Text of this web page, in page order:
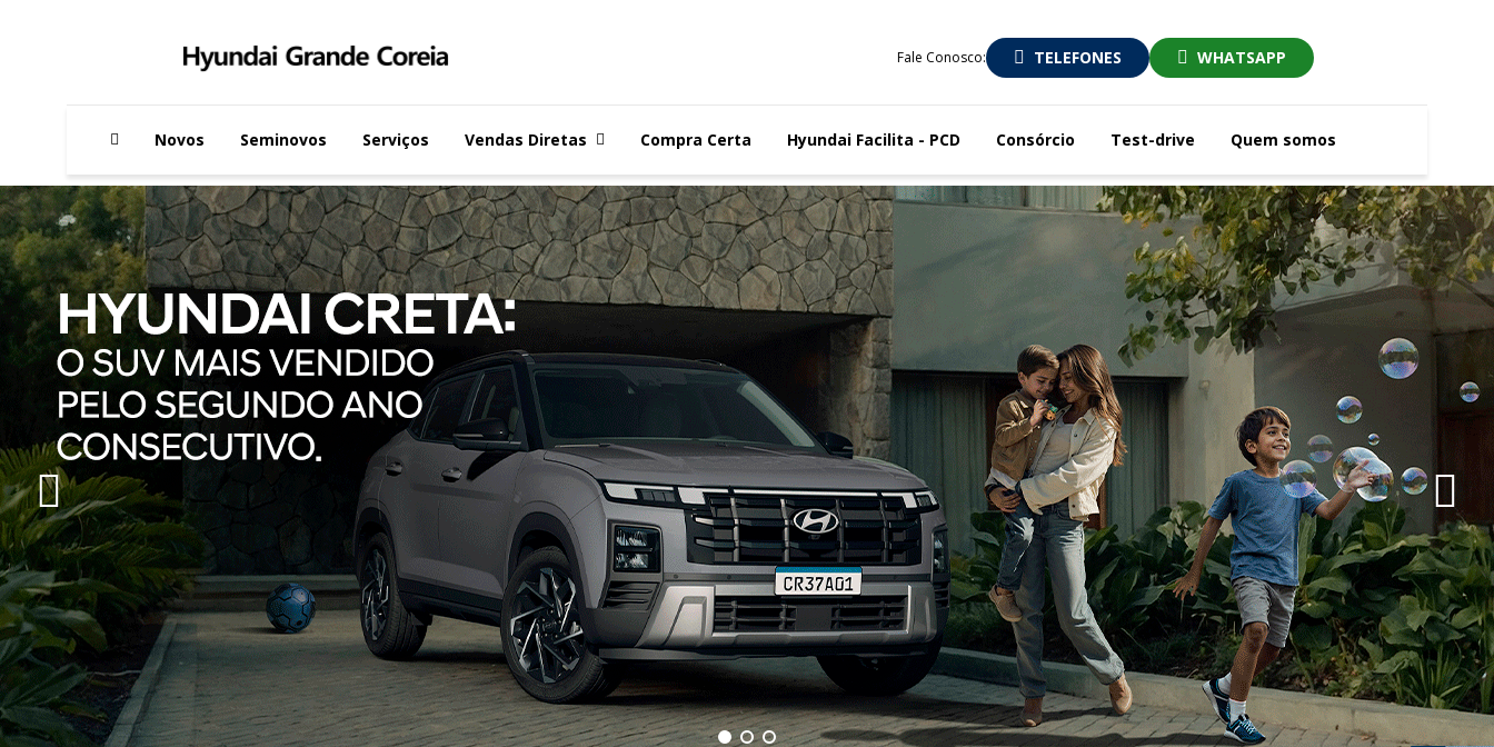
Fale Conosco: TELEFONES WHATSAPP
Novos Seminovos Serviços Vendas Diretas Compra Certa Hyundai Facilita - PCD Consórcio Test-drive Quem somos